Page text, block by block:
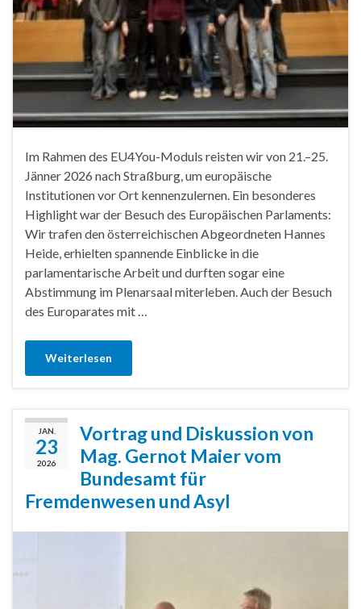
Im Rahmen des EU4You-Moduls reisten wir von 21.–25.
Jänner 2026 nach Straßburg, um europäische
Institutionen vor Ort kennenzulernen. Ein besonderes
Highlight war der Besuch des Europäischen Parlaments:
Wir trafen den österreichischen Abgeordneten Hannes
Heide, erhielten spannende Einblicke in die
parlamentarische Arbeit und durften sogar eine
Abstimmung im Plenarsaal miterleben. Auch der Besuch
des Europarates mit …
Weiterlesen
JAN.
23
2026
Vortrag und Diskussion von
Mag. Gernot Maier vom
Bundesamt für
Fremdenwesen und Asyl